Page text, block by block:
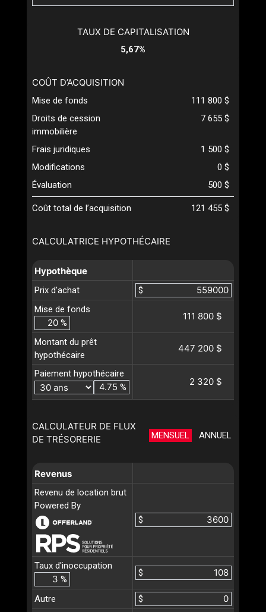
CALCULATRICE HYPOTHÉCAIRE
Hypothèque
Prix d'achat
$
Mise de fonds
%
111 800 $
Montant du prêt
hypothécaire
447 200 $
Paiement hypothécaire
%
2 320 $
CALCULATEUR DE FLUX
DE TRÉSORERIE
MENSUEL ANNUEL
Revenus
Revenu de location brut
Powered By
$
Taux d'inoccupation
%
$
Autre
$
TAUX DE CAPITALISATION
5,67%
COÛT D’ACQUISITION
Mise de fonds
111 800 $
Droits de cession
immobilière
7 655 $
Frais juridiques
1 500 $
Modifications
0 $
Évaluation
500 $
Coût total de l’acquisition 121 455 $